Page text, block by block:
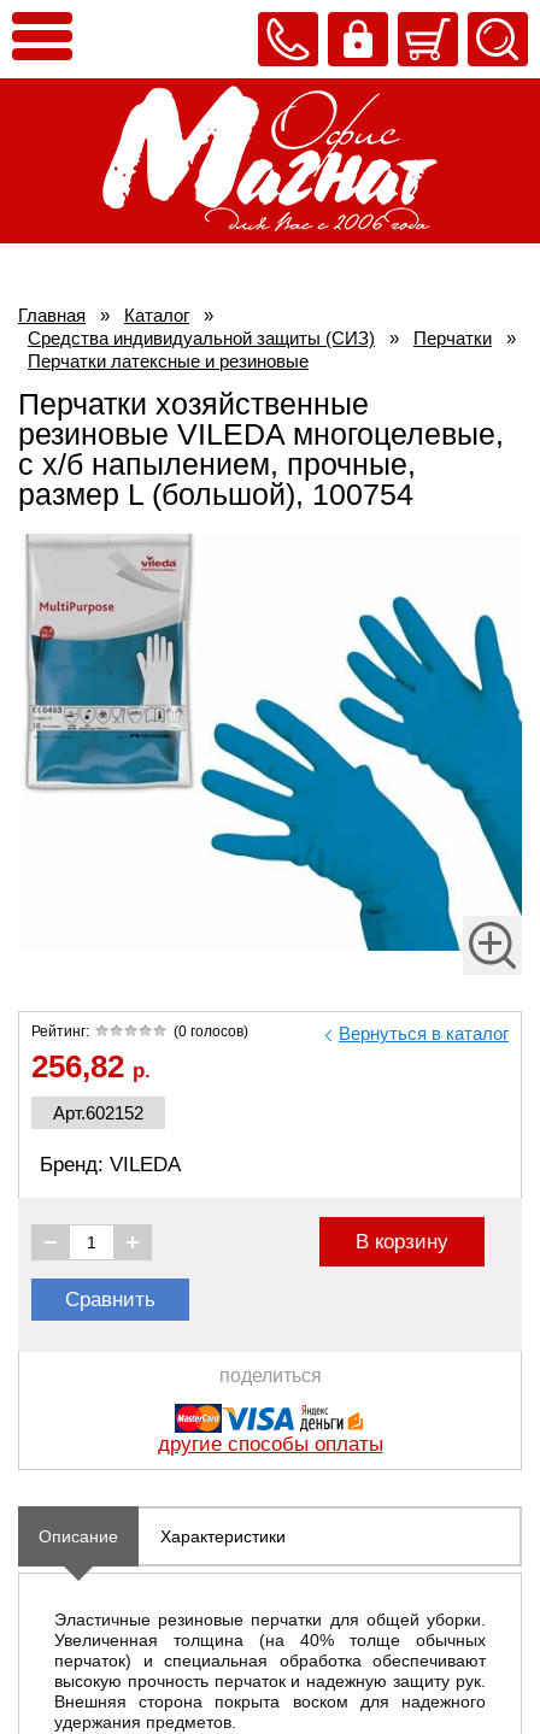
Главная » Каталог
»
Средства индивидуальной защиты (СИЗ)
» Перчатки
»
Перчатки латексные и резиновые
Перчатки хозяйственные
резиновые VILEDA многоцелевые,
с х/б напылением, прочные,
размер L (большой), 100754
Рейтинг: (0 голосов)
256,82 р.
Арт.602152
Вернуться в каталог
Бренд: VILEDA
В корзину
Сравнить
поделиться
другие способы оплаты
Описание Характеристики
Эластичные резиновые перчатки для общей уборки.
Увеличенная толщина (на 40% толще обычных
перчаток) и специальная обработка обеспечивают
высокую прочность перчаток и надежную защиту рук.
Внешняя сторона покрыта воском для надежного
удержания предметов.